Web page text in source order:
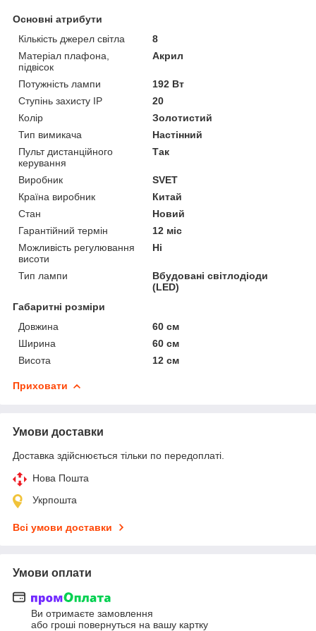
Основні атрибути
Кількість джерел світла
8
Матеріал плафона,
підвісок
Акрил
Потужність лампи
192 Вт
Ступінь захисту IP
20
Колір
Золотистий
Тип вимикача
Настінний
Пульт дистанційного
керування
Так
Виробник
SVET
Країна виробник
Китай
Стан
Новий
Гарантійний термін
12 міс
Можливість регулювання
висоти
Ні
Тип лампи
Вбудовані світлодіоди
(LED)
Габаритні розміри
Довжина
60 см
Ширина
60 см
Висота
12 см
Приховати
Умови доставки
Доставка здійснюється тільки по передоплаті.
Нова Пошта
Укрпошта
Всі умови доставки
Умови оплати
Ви отримаєте замовлення
або гроші повернуться на вашу картку